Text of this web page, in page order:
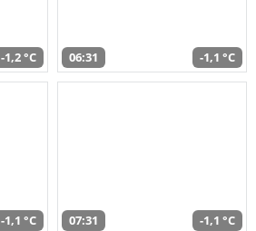
-1,2 °C 06:31 -1,1 °C
-1,1 °C 07:31 -1,1 °C